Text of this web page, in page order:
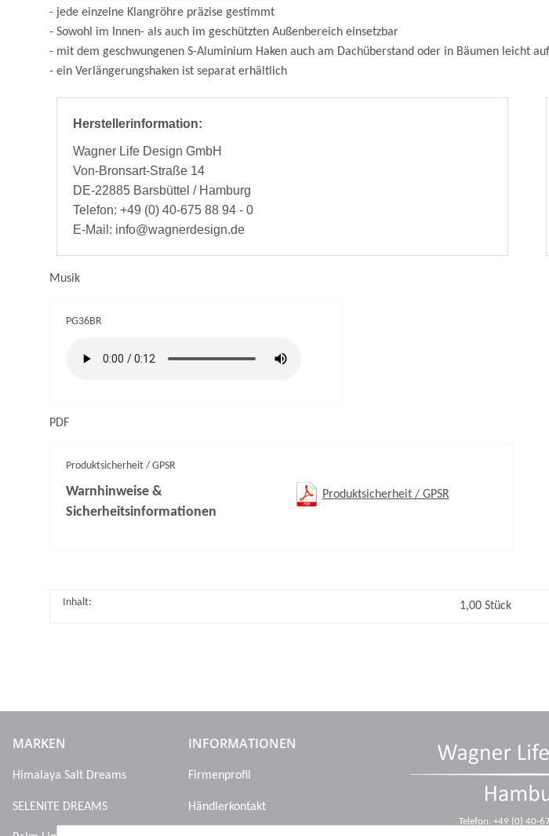
- jede einzelne Klangröhre präzise gestimmt
- Sowohl im Innen- als auch im geschützten Außenbereich einsetzbar
- mit dem geschwungenen S-Aluminium Haken auch am Dachüberstand oder in Bäumen leicht
- ein Verlängerungshaken ist separat erhältlich
Herstellerinformation:
Wagner Life Design GmbH
Von-Bronsart-Straße 14
DE-22885 Barsbüttel / Hamburg
Telefon: +49 (0) 40-675 88 94 - 0
E-Mail: info@wagnerdesign.de
Musik
PG36BR
PDF
Produktsicherheit / GPSR
Warnhinweise &
Sicherheitsinformationen
Produktsicherheit / GPSR
Inhalt: 1,00 Stück
MARKEN
Himalaya Salt Dreams
SELENITE DREAMS
INFORMATIONEN
Firmenprofil
Händlerkontakt
Telefon: +49 (0) 40-